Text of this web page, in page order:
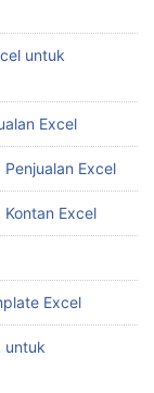
untuk
Excel
Excel
Excel
Excel
untuk